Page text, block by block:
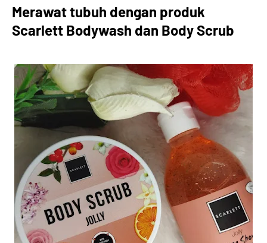
Merawat tubuh dengan produk
Scarlett Bodywash dan Body Scrub